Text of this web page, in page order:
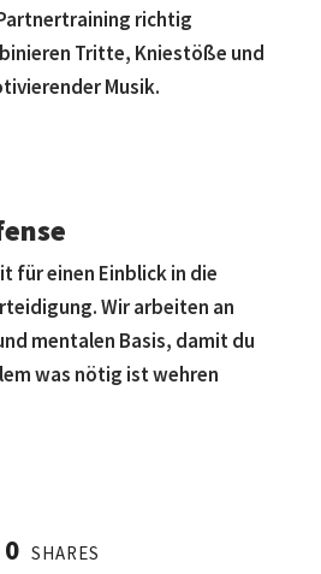
richtig
Tritte, Kniestöße und
Musik.
für einen Einblick in die
Wir arbeiten an
mentalen Basis, damit du
was nötig ist wehren
0 SHARES